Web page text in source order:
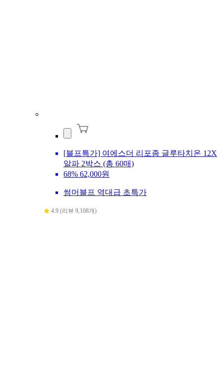
[블프특가] 여에스더 리포좀 글루타치온 12X
알파 2박스 (총 60매)
68% 62,000원
썸머블프 역대급 초특가
4.9 (리뷰 9,108개)